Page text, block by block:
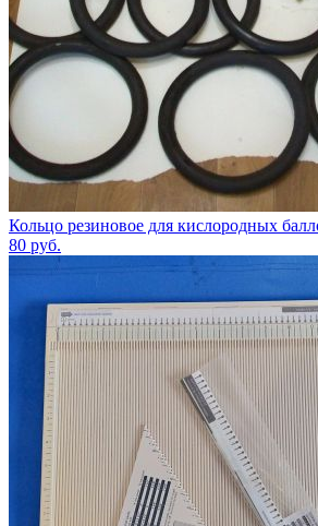
Кольцо резиновое для кислородных
80 руб.